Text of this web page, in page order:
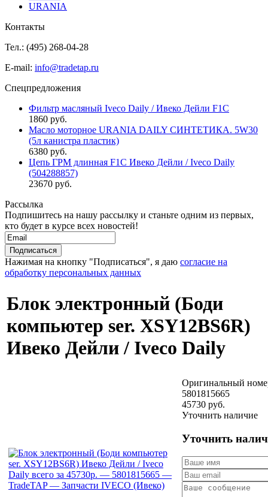
URANIA
Контакты
Тел.: (495) 268-04-28
E-mail: info@tradetap.ru
Спецпредложения
Фильтр масляный Iveco Daily / Ивеко Дейли F1C
1860 руб.
Масло моторное URANIA DAILY СИНТЕТИКА. 5W30
(5л канистра пластик)
6380 руб.
Цепь ГРМ длинная F1C Ивеко Дейли / Iveco Daily
(504288857)
23670 руб.
Рассылка
Подпишитесь на нашу рассылку и станьте одним из первых,
кто будет в курсе всех новостей!
Нажимая на кнопку "Подписаться", я даю согласие на
обработку персональных данных
Блок электронный (Боди
компьютер ser. XSY12BS6R)
Ивеко Дейли / Iveco Daily
Оригинальный
5801815665
45730 руб.
Уточнить наличие
Уточнить